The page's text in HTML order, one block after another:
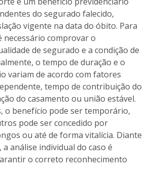
do segurado falecido,
vigente na data do óbito. Para
necessário comprovar o
de segurado e a condição de
o tempo de duração e o
variam de acordo com fatores
tempo de contribuição do
do casamento ou união estável.
o benefício pode ser temporário,
pode ser concedido por
ou até de forma vitalícia. Diante
a análise individual do caso é
o correto reconhecimento